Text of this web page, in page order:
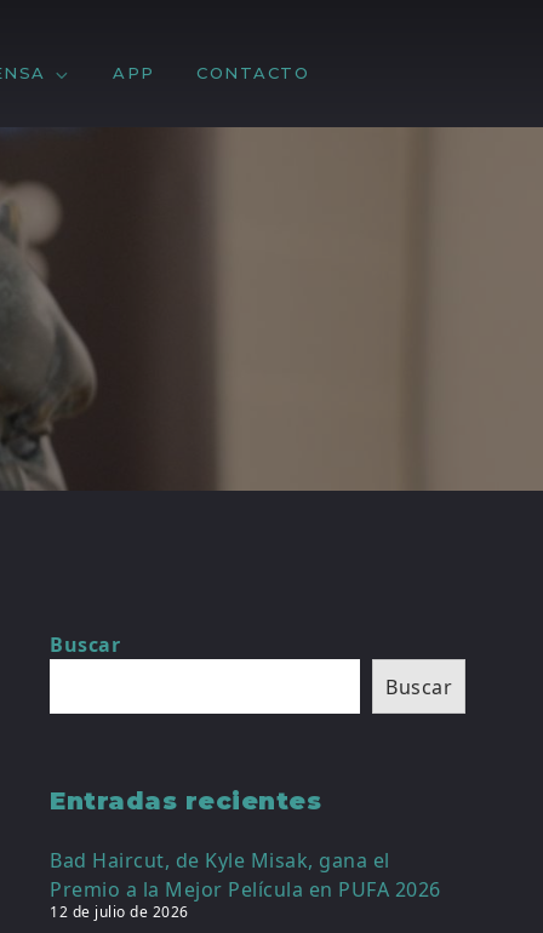
APP CONTACTO
Buscar
Buscar
Entradas recientes
Bad Haircut, de Kyle Misak, gana el
Premio a la Mejor Película en PUFA 2026
12 de julio de 2026